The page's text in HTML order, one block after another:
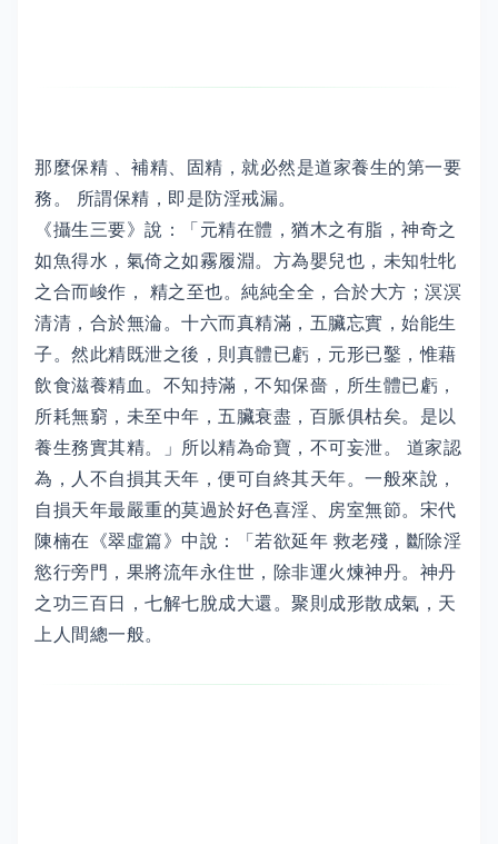
那麼保精 、補精、固精，就必然是道家養生的第一要
務。 所謂保精，即是防淫戒漏。
《攝生三要》說：「元精在體，猶木之有脂，神奇之
如魚得水，氣倚之如霧履淵。方為嬰兒也，未知牡牝
之合而峻作， 精之至也。純純全全，合於大方；溟溟
清清，合於無淪。十六而真精滿，五臟忘實，始能生
子。然此精既泄之後，則真體已虧，元形已鑿，惟藉
飲食滋養精血。不知持滿，不知保嗇，所生體已虧，
所耗無窮，未至中年，五臟衰盡，百脈俱枯矣。是以
養生務實其精。」所以精為命寶，不可妄泄。 道家認
為，人不自損其天年，便可自終其天年。一般來說，
自損天年最嚴重的莫過於好色喜淫、房室無節。宋代
陳楠在《翠虛篇》中說：「若欲延年 救老殘，斷除淫
慾行旁門，果將流年永住世，除非運火煉神丹。神丹
之功三百日，七解七脫成大還。聚則成形散成氣，天
上人間總一般。